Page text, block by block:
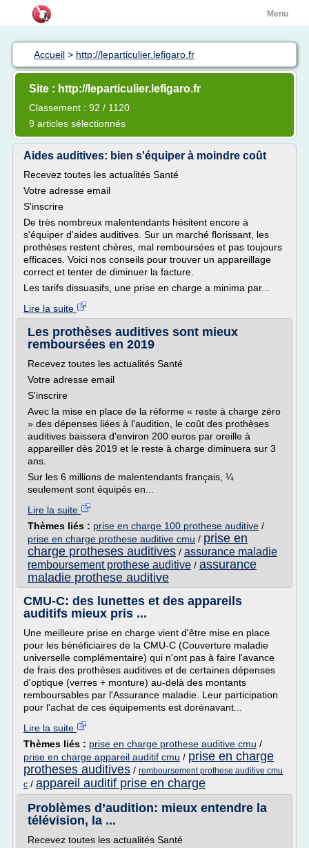
Menu
Accueil > http://leparticulier.lefigaro.fr
Site : http://leparticulier.lefigaro.fr
Classement : 92 / 1120
9 articles sélectionnés
Aides auditives: bien s'équiper à moindre coût
Recevez toutes les actualités Santé
Votre adresse email
S'inscrire
De très nombreux malentendants hésitent encore à
s'équiper d'aides auditives. Sur un marché florissant, les
prothèses restent chères, mal remboursées et pas toujours
efficaces. Voici nos conseils pour trouver un appareillage
correct et tenter de diminuer la facture.
Les tarifs dissuasifs, une prise en charge a minima par...
Lire la suite
Les prothèses auditives sont mieux
remboursées en 2019
Recevez toutes les actualités Santé
Votre adresse email
S'inscrire
Avec la mise en place de la réforme « reste à charge zéro
» des dépenses liées à l'audition, le coût des prothèses
auditives baissera d'environ 200 euros par oreille à
appareiller dès 2019 et le reste à charge diminuera sur 3
ans.
Sur les 6 millions de malentendants français, ¼
seulement sont équipés en...
Lire la suite
Thèmes liés : prise en charge 100 prothese auditive /
prise en charge prothese auditive cmu / prise en
charge protheses auditives / assurance maladie
remboursement prothese auditive / assurance
maladie prothese auditive
CMU-C: des lunettes et des appareils
auditifs mieux pris ...
Une meilleure prise en charge vient d'être mise en place
pour les bénéficiaires de la CMU-C (Couverture maladie
universelle complémentaire) qui n'ont pas à faire l'avance
de frais des prothèses auditives et de certaines dépenses
d'optique (verres + monture) au-delà des montants
remboursables par l'Assurance maladie. Leur participation
pour l'achat de ces équipements est dorénavant...
Lire la suite
Thèmes liés : prise en charge prothese auditive cmu /
prise en charge appareil auditif cmu / prise en charge
protheses auditives / remboursement prothese auditive cmu
c / appareil auditif prise en charge
Problèmes d’audition: mieux entendre la
télévision, la ...
Recevez toutes les actualités Santé